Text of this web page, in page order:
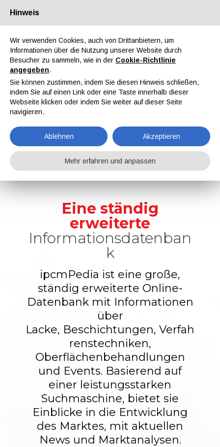
Über uns Partner Kontakt Reservierter Bereich
EN IT DE ES
ipcm®Pedia
Home ipcmPedia
Eine ständig
erweiterte
Informationsdatenban
k
ipcmPedia ist eine große,
ständig erweiterte Online-
Datenbank mit Informationen
über
Lacke, Beschichtungen, Verfah
renstechniken,
Oberflächenbehandlungen
und Events. Basierend auf
einer leistungsstarken
Suchmaschine, bietet sie
Einblicke in die Entwicklung
des Marktes, mit aktuellen
News und Marktanalysen.
Hinweis
Wir verwenden Cookies, auch von Drittanbietern, um
Informationen über die Nutzung unserer Website durch
Besucher zu sammeln, wie in der Cookie-Richtlinie
angegeben.
Sie können zustimmen, indem Sie diesen Hinweis schließen,
indem Sie auf einen Link oder eine Taste innerhalb dieser
Webseite klicken oder indem Sie weiter auf dieser Seite
navigieren.
Ablehnen Akzeptieren
Mehr erfahren und anpassen